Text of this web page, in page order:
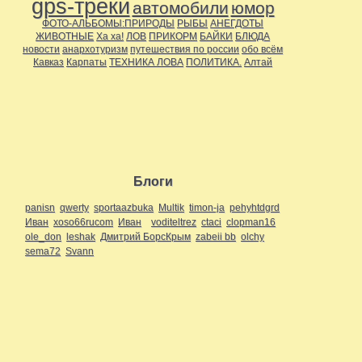
gps-треки автомобили юмор
ФОТО-АЛЬБОМЫ:ПРИРОДЫ РЫБЫ АНЕГДОТЫ
ЖИВОТНЫЕ Ха ха! ЛОВ ПРИКОРМ БАЙКИ БЛЮДА
новости анархотуризм путешествия по россии обо всём
Кавказ Карпаты ТЕХНИКА ЛОВА ПОЛИТИКА. Алтай
Блоги
panisn qwerty sportaazbuka Multik timon-ja pehyhtdgrd
Иван xoso66rucom Иван voditeltrez ctaci clopman16
ole_don leshak Дмитрий БорсКрым zabeii bb olchy
sema72 Svann